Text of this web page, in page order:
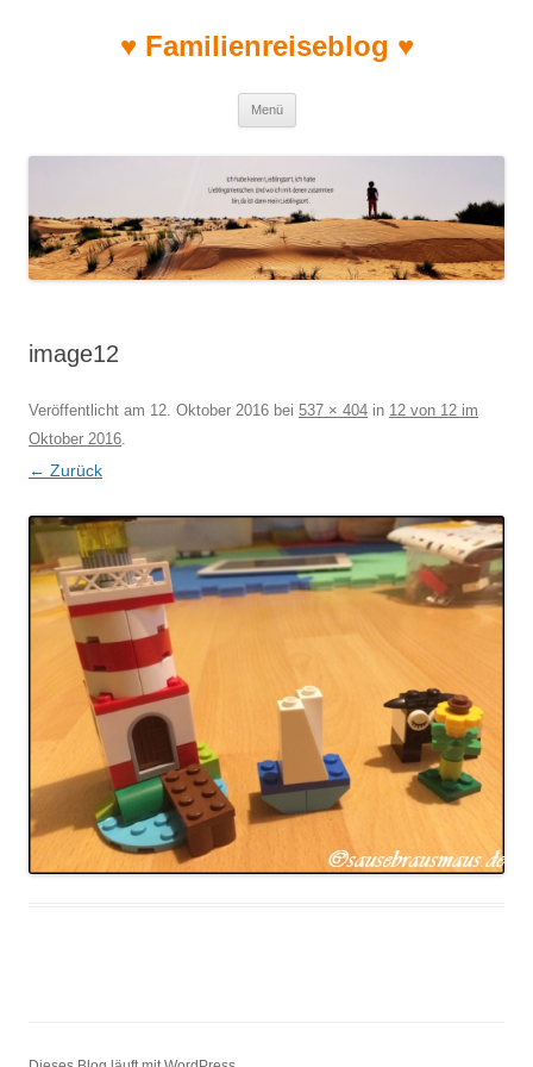
♥ Familienreiseblog ♥
Menü
image12
Veröffentlicht am 12. Oktober 2016 bei 537 × 404 in 12 von 12 im
Oktober 2016.
← Zurück